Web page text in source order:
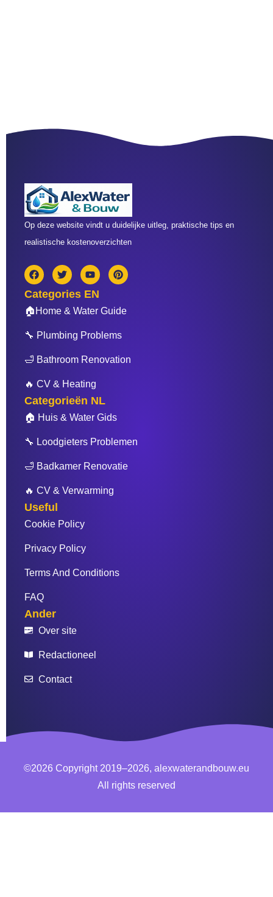
Op deze website vindt u duidelijke uitleg, praktische tips en
realistische kostenoverzichten
F
a
e
b
o
k
T
w
t
e
Y
o
u
t
u
b
P
i
e
r
s
Categories EN
🏠Home & Water Guide
🔧 Plumbing Problems
🛁 Bathroom Renovation
🔥 CV & Heating
Categorieën NL
🏠 Huis & Water Gids
🔧 Loodgieters Problemen
🛁 Badkamer Renovatie
🔥 CV & Verwarming
Useful
Cookie Policy
Privacy Policy
Terms And Conditions
FAQ
Ander
Over site
Redactioneel
Contact
©2026 Copyright 2019–2026, alexwaterandbouw.eu
All rights reserved